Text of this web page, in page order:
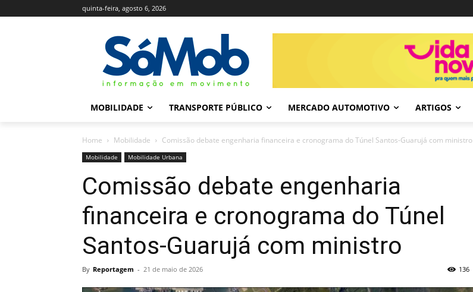
quinta-feira, agosto 6, 2026
MOBILIDADE TRANSPORTE PÚBLICO MERCADO AUTOMOTIVO ARTIGOS
Home Mobilidade Comissão debate engenharia financeira e cronograma do Túnel Santos-Guarujá com ministro
Mobilidade Mobilidade Urbana
Comissão debate engenharia
financeira e cronograma do Túnel
Santos-Guarujá com ministro
By Reportagem - 21 de maio de 2026 136